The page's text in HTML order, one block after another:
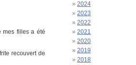
mes filles a été
recouvert de
2024
2023
2022
2021
2020
2019
2018